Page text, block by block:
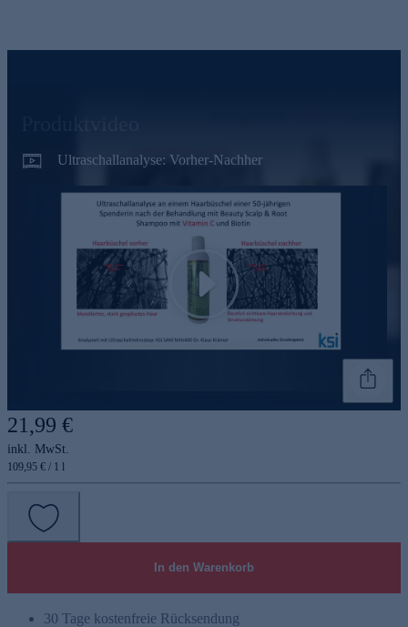
Ultraschallanalyse: Vorher-Nachher
21,99 €
inkl. MwSt.
109,95 € / 1 l
In den Warenkorb
30 Tage kostenfreie Rücksendung